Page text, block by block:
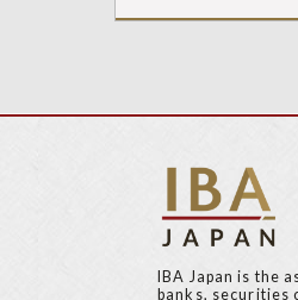
IBA Japan is the
banks, securities